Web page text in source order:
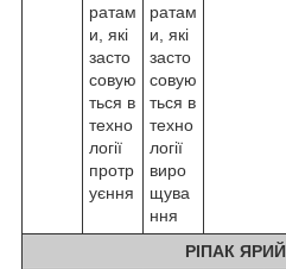
ратам
и, які
засто
совую
ться в
техно
логії
протр
уєння
ратам
и, які
засто
совую
ться в
техно
логії
виро
щува
ння
РІПАК ЯРИЙ